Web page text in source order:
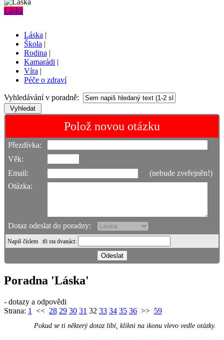
Láska
Láska |
Škola |
Rodina |
Kamarádi |
Víra |
Péče o zdraví
Vyhledávání v poradně:
Polož novou otázku
Přezdívka:
Věk:
Email:
(nebude zveřejněn!)
Otázka:
Dotaz odeslat do poradny:
Napiš číslem tři sta dvanáct:
Poradna 'Láska'
- dotazy a odpovědi
Strana: 1 << 28 29 30 31 32 33 34 35 36 >> 59
Pokud se ti některý dotaz líbí, klikni na ikonu vlevo vedle otázky.